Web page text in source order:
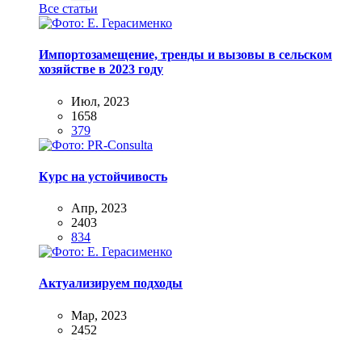
Все статьи
Импортозамещение, тренды и вызовы в сельском
хозяйстве в 2023 году
Июл, 2023
1658
379
Курс на устойчивость
Апр, 2023
2403
834
Актуализируем подходы
Мар, 2023
2452